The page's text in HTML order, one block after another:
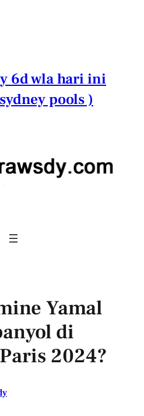
6d wla hari ini
pools )
Yamal
di
2024?